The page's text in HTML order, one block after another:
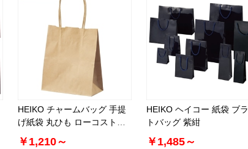
HEIKO チャームバッグ 手提
げ紙袋 丸ひも ローコストタ
イプ 茶無地
￥1,210～
HEIKO ヘイコー 紙袋 ブ
トバッグ 紫紺
￥1,485～